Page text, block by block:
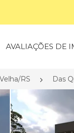
AVALIAÇÕES DE
RS Das